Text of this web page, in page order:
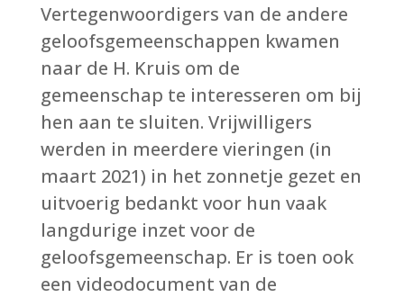
Vertegenwoordigers van de andere
geloofsgemeenschappen kwamen
naar de H. Kruis om de
gemeenschap te interesseren om bij
hen aan te sluiten. Vrijwilligers
werden in meerdere vieringen (in
maart 2021) in het zonnetje gezet en
uitvoerig bedankt voor hun vaak
langdurige inzet voor de
geloofsgemeenschap. Er is toen ook
een videodocument van de